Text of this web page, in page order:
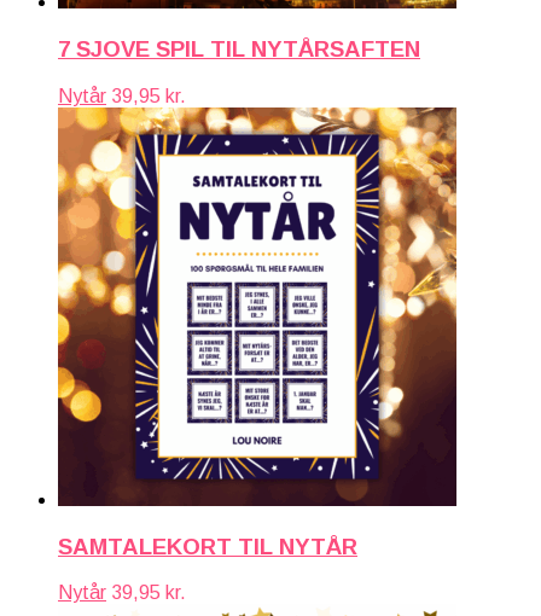
7 SJOVE SPIL TIL NYTÅRSAFTEN
Nytår 39,95 kr.
SAMTALEKORT TIL NYTÅR
Nytår 39,95 kr.